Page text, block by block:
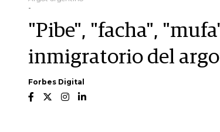
-
"Pibe", "facha",
inmigratorio del
Forbes Digital